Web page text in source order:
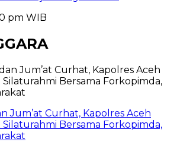
pm WIB
Jum’at Curhat, Kapolres Aceh
Bersama Forkopimda,